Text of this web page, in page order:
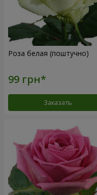
Роза белая (поштучно)
Заказать